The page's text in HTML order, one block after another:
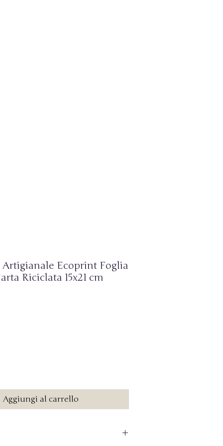
Ecoprint Foglia
Riciclata 15x21 cm
Aggiungi al carrello